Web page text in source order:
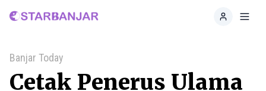
Home
Banjar Today
Cetak Penerus Ulama